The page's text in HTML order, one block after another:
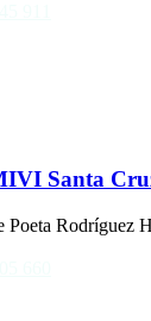
Santa
Poeta Rodríguez